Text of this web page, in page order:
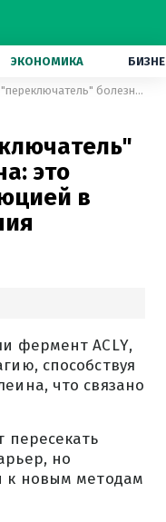
ЭКОНОМИКА
Обнаружили "переключатель" болезни Паркинсона: это может стать революцией в лечении заболевания
это
в
фермент ACLY,
способствуя
что связано
пересекать
но
к новым методам